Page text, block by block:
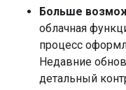
Больше
облачная
процесс
Недавние
детальный